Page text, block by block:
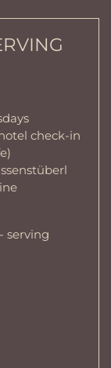
check-in
serving